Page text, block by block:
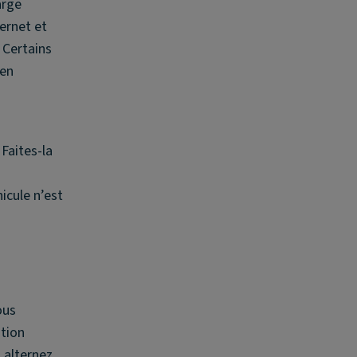
et
la
n’est